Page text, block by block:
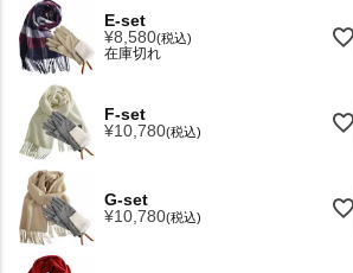
E-set
¥8,580 税込
在庫切れ
F-set
¥10,780 税込
G-set
¥10,780 税込